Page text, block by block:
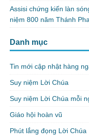
Assisi chứng kiến làn
niệm 800 năm Thánh
Danh mục
Tin mới cập nhật hàng
Suy niệm Lời Chúa
Suy niệm Lời Chúa mỗi
Giáo hội hoàn vũ
Phút lắng đọng Lời Chúa